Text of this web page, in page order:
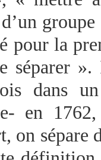
pour la
séparer
dans
en
on sépare